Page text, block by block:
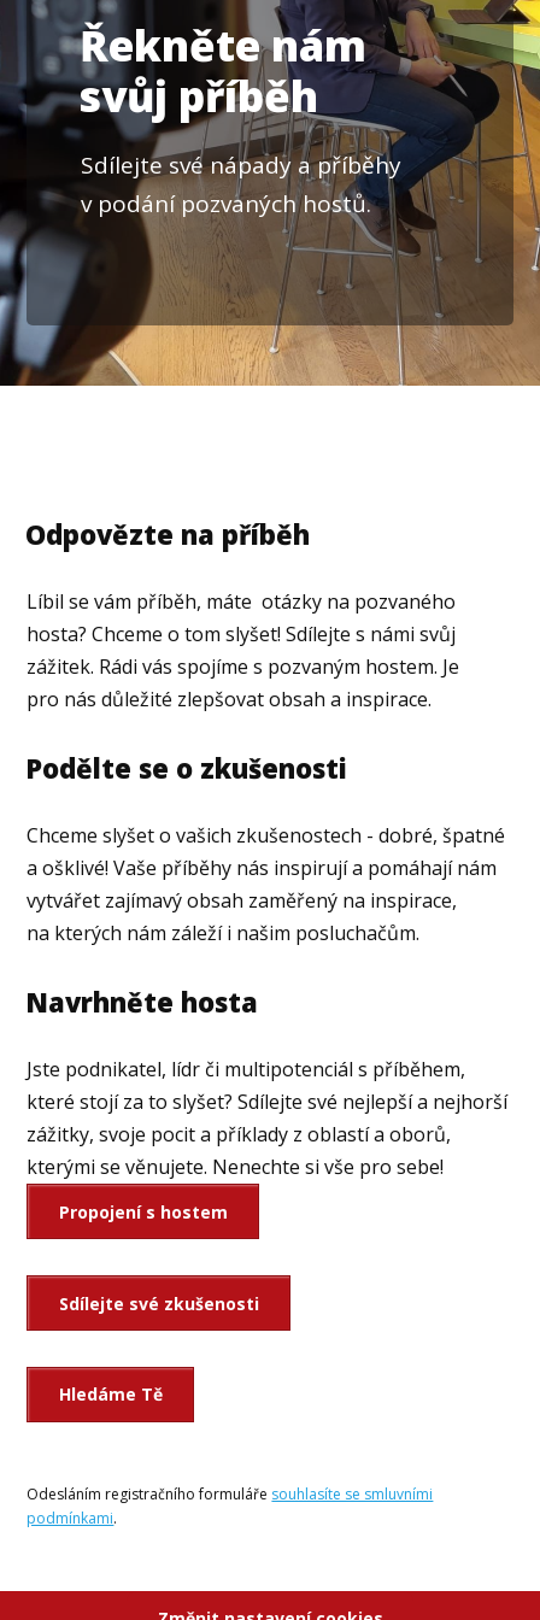
Řekněte nám
svůj příběh
Sdílejte své nápady a příběhy
v podání pozvaných hostů.
Odpovězte na příběh
Líbil se vám příběh, máte otázky na pozvaného
hosta? Chceme o tom slyšet! Sdílejte s námi svůj
zážitek. Rádi vás spojíme s pozvaným hostem. Je
pro nás důležité zlepšovat obsah a inspirace.
Podělte se o zkušenosti
Chceme slyšet o vašich zkušenostech - dobré, špatné
a ošklivé! Vaše příběhy nás inspirují a pomáhají nám
vytvářet zajímavý obsah zaměřený na inspirace,
na kterých nám záleží i našim posluchačům.
Navrhněte hosta
Jste podnikatel, lídr či multipotenciál s příběhem,
které stojí za to slyšet? Sdílejte své nejlepší a nejhorší
zážitky, svoje pocit a příklady z oblastí a oborů,
kterými se věnujete. Nenechte si vše pro sebe!
Propojení s hostem
Sdílejte své zkušenosti
Hledáme Tě
Odesláním registračního formuláře souhlasíte se smluvními
podmínkami.